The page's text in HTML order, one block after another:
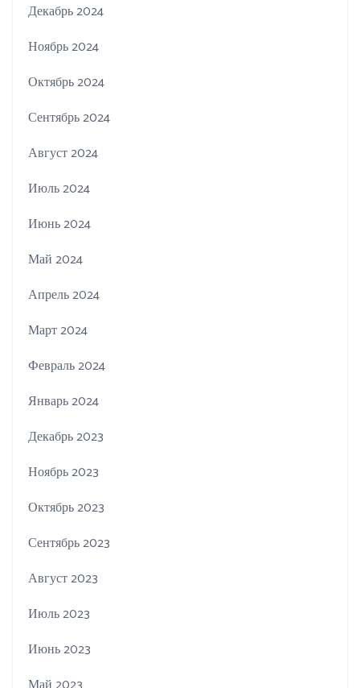
Декабрь 2024
Ноябрь 2024
Октябрь 2024
Сентябрь 2024
Август 2024
Июль 2024
Июнь 2024
Май 2024
Апрель 2024
Март 2024
Февраль 2024
Январь 2024
Декабрь 2023
Ноябрь 2023
Октябрь 2023
Сентябрь 2023
Август 2023
Июль 2023
Июнь 2023